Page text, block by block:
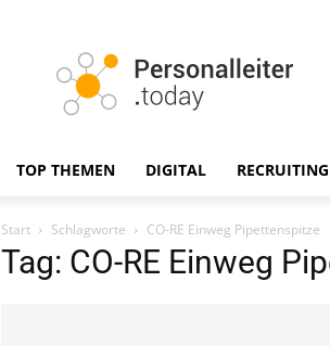
TOP THEMEN DIGITAL RECRUITING
Start Schlagworte CO-RE Einweg Pipettenspitze
Tag: CO-RE Einweg